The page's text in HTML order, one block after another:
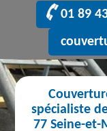
01 89
spécialiste
77 Seine-et-